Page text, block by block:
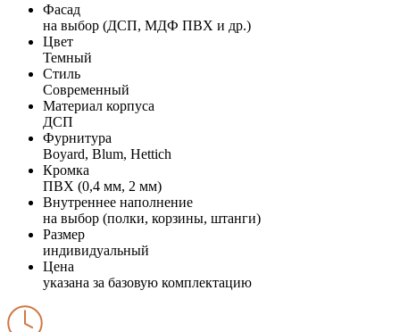
Фасад
на выбор (ДСП, МДФ ПВХ и др.)
Цвет
Темный
Стиль
Современный
Материал корпуса
ДСП
Фурнитура
Boyard, Blum, Hettich
Кромка
ПВХ (0,4 мм, 2 мм)
Внутреннее наполнение
на выбор (полки, корзины, штанги)
Размер
индивидуальный
Цена
указана за базовую комплектацию